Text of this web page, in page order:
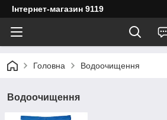
Інтернет-магазин 9119
Головна Водоочищення
Водоочищення